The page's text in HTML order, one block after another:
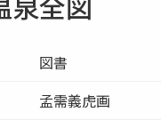
図書
孟需義虎画